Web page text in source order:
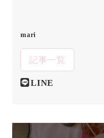
mari
記事一覧
LINE